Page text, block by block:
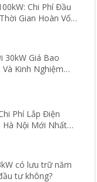
Chi Phí Đầu
Gian Hoàn Vốn
30kW Giá Bao
Kinh Nghiệm
Phí Lắp Điện
Nội Mới Nhất
có lưu trữ năm
tư không?